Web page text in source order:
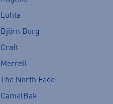
Luhta
Björn Borg
Craft
Merrell
The North Face
CamelBak